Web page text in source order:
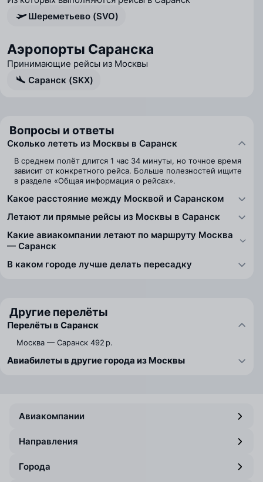
Шереметьево (SVO)
Аэропорты Саранска
Принимающие рейсы из Москвы
Саранск (SKX)
Вопросы и ответы
Сколько лететь из Москвы в Саранск
В среднем полёт длится 1 час 34 минуты, но точное время
зависит от конкретного рейса. Больше полезностей ищите
в разделе «Общая информация о рейсах».
Какое расстояние между Москвой и Саранском
Летают ли прямые рейсы из Москвы в Саранск
Какие авиакомпании летают по маршруту Москва
— Саранск
В каком городе лучше делать пересадку
Другие перелёты
Перелёты в Саранск
Москва — Саранск 492 р.
Авиабилеты в другие города из Москвы
Авиакомпании
Направления
Города